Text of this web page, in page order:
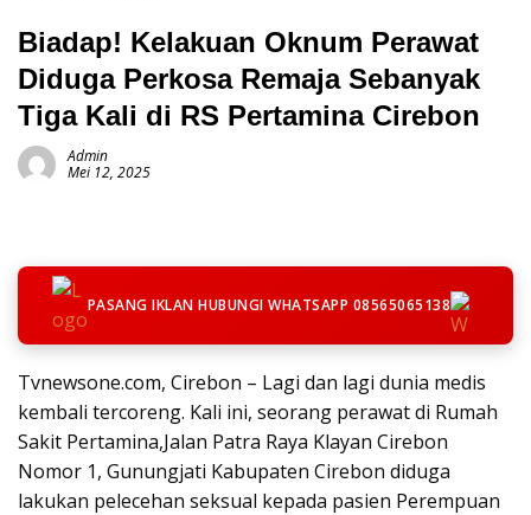
Biadap! Kelakuan Oknum Perawat
Diduga Perkosa Remaja Sebanyak
Tiga Kali di RS Pertamina Cirebon
Admin
Mei 12, 2025
PASANG IKLAN HUBUNGI WHATSAPP 08565065138
Tvnewsone.com, Cirebon – Lagi dan lagi dunia medis
kembali tercoreng. Kali ini, seorang perawat di Rumah
Sakit Pertamina,Jalan Patra Raya Klayan Cirebon
Nomor 1, Gunungjati Kabupaten Cirebon diduga
lakukan pelecehan seksual kepada pasien Perempuan